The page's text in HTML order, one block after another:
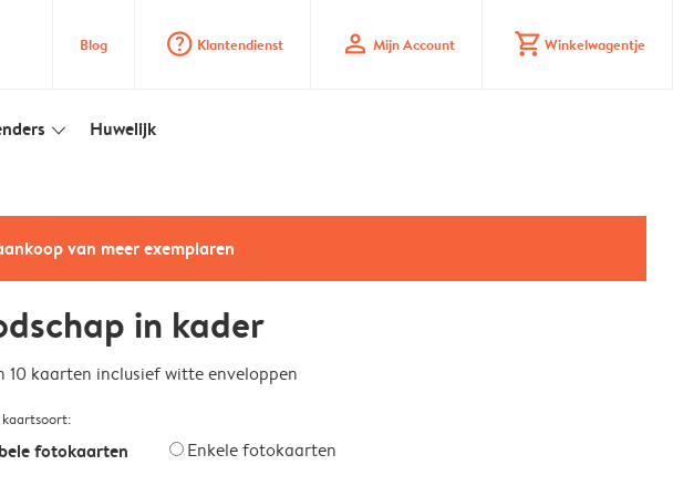
Blog question_mark_circle Klantendienst profile Mijn Account shopping_cart Winkelwagentje
slim_arrow_down Huwelijk
van meer exemplaren
in kader
10 kaarten inclusief witte enveloppen
kaartsoort:
fotokaarten Enkele fotokaarten